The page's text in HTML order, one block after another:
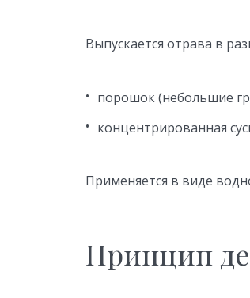
Выпускается отрава в
порошок (небольшие
концентрированная
Применяется в виде
Принцип